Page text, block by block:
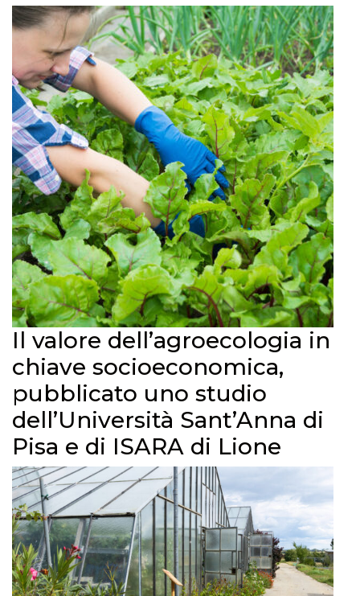
Il valore dell’agroecologia in
chiave socioeconomica,
pubblicato uno studio
dell’Università Sant’Anna di
Pisa e di ISARA di Lione